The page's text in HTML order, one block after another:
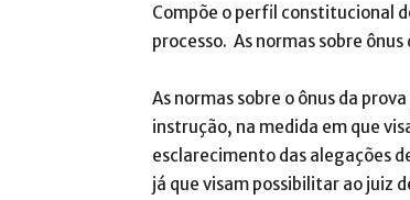
Compõe o perfil constitucional
processo. As normas sobre
As normas sobre o ônus da
instrução, na medida em que
esclarecimento das alegações
já que visam possibilitar ao juiz